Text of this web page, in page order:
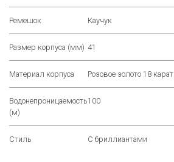
Ремешок Каучук
Размер корпуса (мм) 41
Материал корпуса Розовое золото 18 карат
Водонепроницаемость
(м)
100
Стиль С бриллиантами